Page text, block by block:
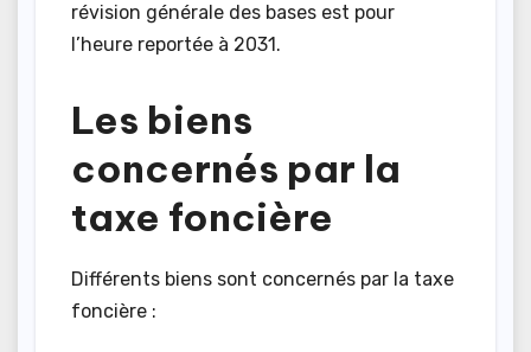
révision générale des bases est pour
l’heure reportée à 2031.
Les biens
concernés par la
taxe foncière
Différents biens sont concernés par la taxe
foncière :